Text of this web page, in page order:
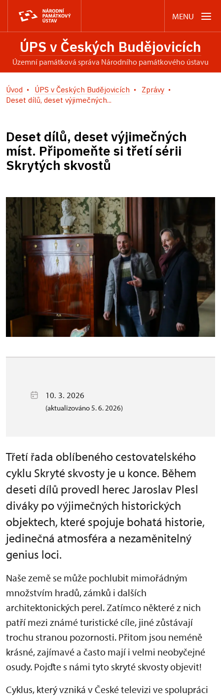
MENU
ÚPS v Českých Budějovicích
územní památková správa Národního památkového ústavu
Úvod ÚPS v Českých Budějovicích
Zprávy
Deset dílů, deset výjimečných...
Deset dílů, deset výjimečných
míst. Připomeňte si třetí sérii
Skrytých skvostů
10. 3. 2026
(aktualizováno 5. 6. 2026)
Třetí řada oblíbeného cestovatelského
cyklu Skryté skvosty je u konce. Během
deseti dílů provedl herec Jaroslav Plesl
diváky po výjimečných historických
objektech, které spojuje bohatá historie,
jedinečná atmosféra a nezaměnitelný
genius loci.
Naše země se může pochlubit mimořádným
množstvím hradů, zámků i dalších
architektonických perel. Zatímco některé z nich
patří mezi známé turistické cíle, jiné zůstávají
trochu stranou pozornosti. Přitom jsou neméně
krásné, zajímavé a často mají i velmi neobyčejné
osudy. Pojďte s námi tyto skryté skvosty objevit!
Cyklus, který vzniká v České televizi ve spolupráci